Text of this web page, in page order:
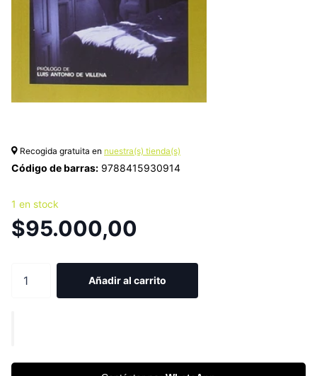
Recogida gratuita en nuestra(s) tienda(s)
Código de barras: 9788415930914
1 en stock
$95.000,00
Añadir al carrito